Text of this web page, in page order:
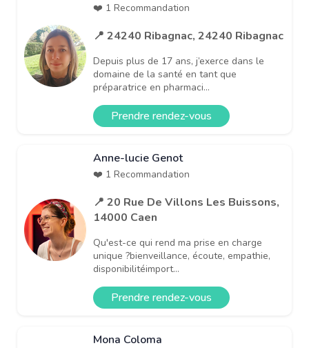
❤️ 1 Recommandation
📍 24240 Ribagnac, 24240 Ribagnac
Depuis plus de 17 ans, j’exerce dans le
domaine de la santé en tant que
préparatrice en pharmaci...
Prendre rendez-vous
Anne-lucie Genot
❤️ 1 Recommandation
📍 20 Rue De Villons Les Buissons,
14000 Caen
Qu'est-ce qui rend ma prise en charge
unique ?bienveillance, écoute, empathie,
disponibilitéimport...
Prendre rendez-vous
Mona Coloma